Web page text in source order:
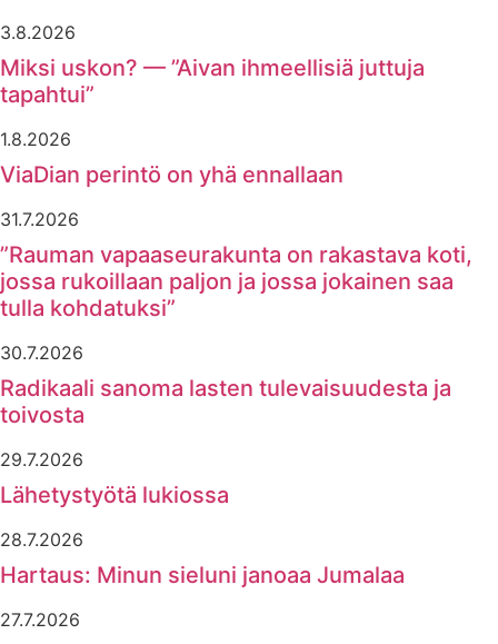
3.8.2026
Miksi uskon? — ”Aivan ihmeellisiä juttuja
tapahtui”
1.8.2026
ViaDian perintö on yhä ennallaan
31.7.2026
”Rauman vapaaseurakunta on rakastava koti,
jossa rukoillaan paljon ja jossa jokainen saa
tulla kohdatuksi”
30.7.2026
Radikaali sanoma lasten tulevaisuudesta ja
toivosta
29.7.2026
Lähetystyötä lukiossa
28.7.2026
Hartaus: Minun sieluni janoaa Jumalaa
27.7.2026